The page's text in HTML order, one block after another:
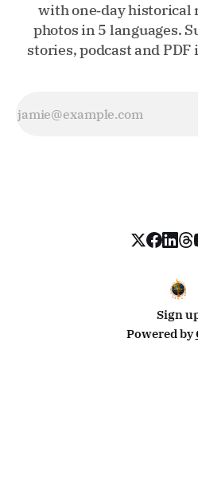
with one‑day historical
photos in 5 languages.
stories, podcast and
Sign
Powered by